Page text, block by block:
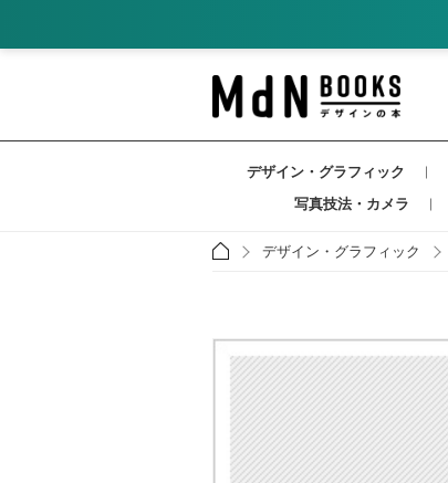
デザイン・グラフィック
写真技法・カメラ
デザイン・グラフィック